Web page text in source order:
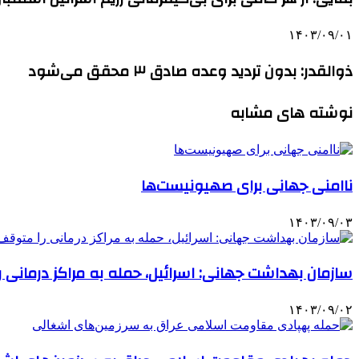
۱۴۰۳/۰۹/۰۱
ذوالقدر: بدون تردید وعده صادق ۳ محقق می‌شود
نوشته های مشابه
ناامنی جهانی برای صهیونیست‌ها
۱۴۰۳/۰۹/۰۳
سازمان بهداشت جهانی: اسرائیل، حمله به مراکز
۱۴۰۳/۰۹/۰۲